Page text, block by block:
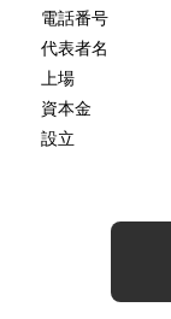
電話番号
代表者名
上場
資本金
設立